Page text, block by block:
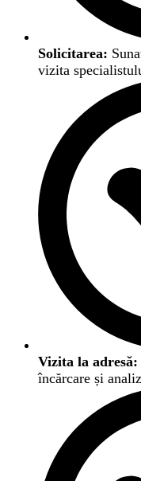
Solicitarea:
vizita
Vizita la adresă:
încărcare și